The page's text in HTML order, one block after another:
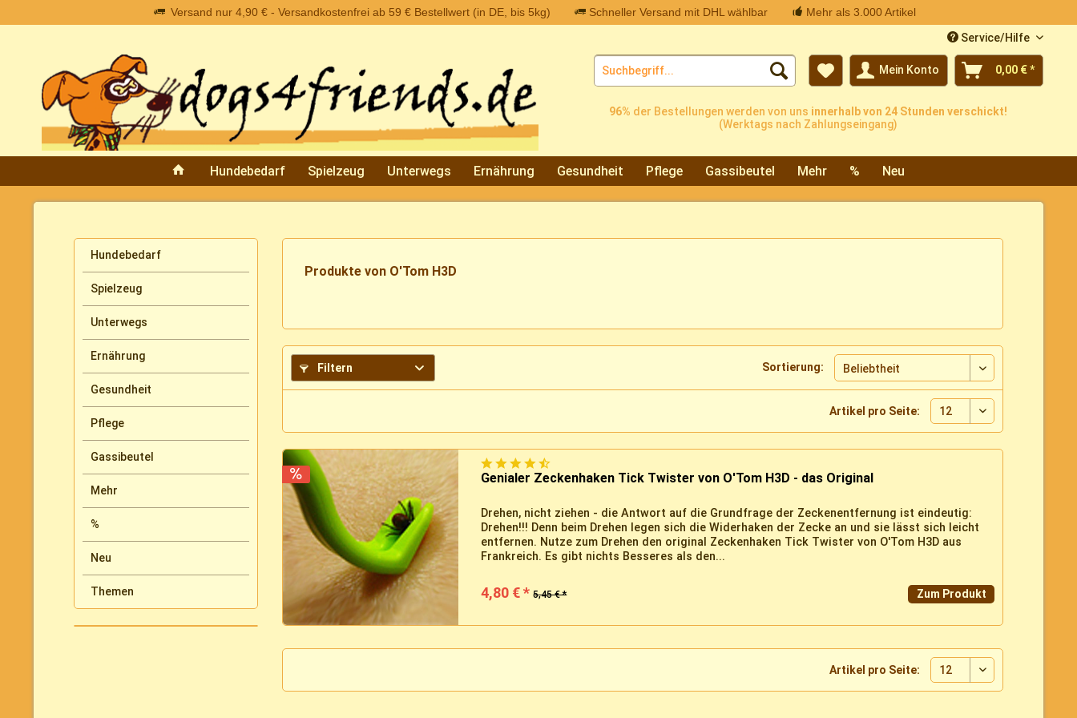
Versand nur 4,90 € - Versandkostenfrei ab 59 € Bestellwert (in DE, bis 5kg) Schneller Versand mit DHL wählbar
Mehr als 3.000 Artikel
Service/Hilfe
Mein Konto 0,00 € *
96% der Bestellungen werden von uns innerhalb von 24 Stunden verschickt!
(Werktags nach Zahlungseingang)
Hundebedarf Spielzeug Unterwegs Ernährung Gesundheit Pflege Gassibeutel Mehr % Neu
Hundebedarf
Spielzeug
Unterwegs
Ernährung
Gesundheit
Pflege
Gassibeutel
Mehr
%
Neu
Themen
Produkte von O'Tom H3D
Filtern Sortierung:
Artikel pro Seite:
Genialer Zeckenhaken Tick Twister von O'Tom H3D - das Original
Drehen, nicht ziehen - die Antwort auf die Grundfrage der Zeckenentfernung ist eindeutig:
Drehen!!! Denn beim Drehen legen sich die Widerhaken der Zecke an und sie lässt sich leicht
entfernen. Nutze zum Drehen den original Zeckenhaken Tick Twister von O'Tom H3D aus
Frankreich. Es gibt nichts Besseres als den...
4,80 € * 5,45 € * Zum Produkt
Artikel pro Seite: